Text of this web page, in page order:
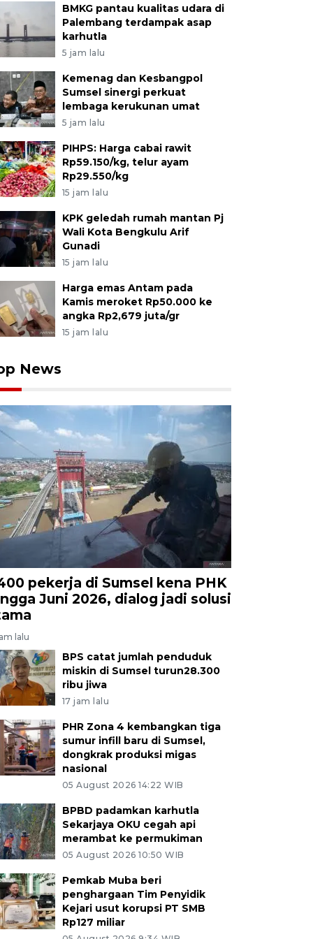
BMKG pantau kualitas udara di
Palembang terdampak asap
karhutla
5 jam lalu
Kemenag dan Kesbangpol
Sumsel sinergi perkuat
lembaga kerukunan umat
5 jam lalu
PIHPS: Harga cabai rawit
Rp59.150/kg, telur ayam
Rp29.550/kg
15 jam lalu
KPK geledah rumah mantan Pj
Wali Kota Bengkulu Arif
Gunadi
15 jam lalu
Harga emas Antam pada
Kamis meroket Rp50.000 ke
angka Rp2,679 juta/gr
15 jam lalu
News
pekerja di Sumsel kena PHK
Juni 2026, dialog jadi solusi
lalu
BPS catat jumlah penduduk
miskin di Sumsel turun28.300
ribu jiwa
17 jam lalu
PHR Zona 4 kembangkan tiga
sumur infill baru di Sumsel,
dongkrak produksi migas
nasional
05 August 2026 14:22 WIB
BPBD padamkan karhutla
Sekarjaya OKU cegah api
merambat ke permukiman
05 August 2026 10:50 WIB
Pemkab Muba beri
penghargaan Tim Penyidik
Kejari usut korupsi PT SMB
Rp127 miliar